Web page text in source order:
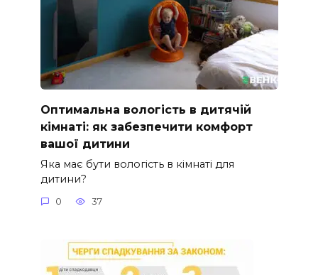
Оптимальна вологість в дитячій
кімнаті: як забезпечити комфорт
вашої дитини
Яка має бути вологість в кімнаті для
дитини?
0 37